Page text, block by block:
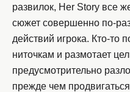
развилок, Her Story все
сюжет совершенно по-
действий игрока. Кто-то
ниточкам и размотает
предусмотрительно
прежде чем